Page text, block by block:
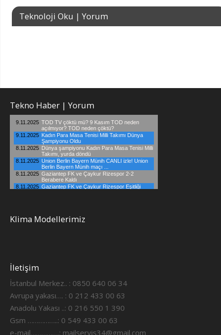
Teknoloji Oku | Yorum
Tekno Haber | Yorum
Klima Modellerimiz
İletişim
İstanbul Merkez.. : 0850 640 06 34
Avrupa yakası…. : 0 212 433 00 63
Anadolu Yakası ..: 0 216 550 1 390
Gsm ……………..: 0 549 433 00 63
e-mail…………….: mailservis34@gmail.com